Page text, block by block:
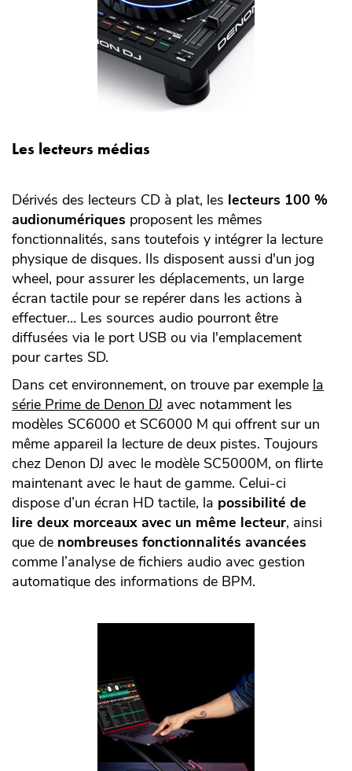
Les lecteurs médias
Dérivés des lecteurs CD à plat, les lecteurs 100 %
audionumériques proposent les mêmes
fonctionnalités, sans toutefois y intégrer la lecture
physique de disques. Ils disposent aussi d'un jog
wheel, pour assurer les déplacements, un large
écran tactile pour se repérer dans les actions à
effectuer… Les sources audio pourront être
diffusées via le port USB ou via l'emplacement
pour cartes SD.
Dans cet environnement, on trouve par exemple la
série Prime de Denon DJ avec notamment les
modèles SC6000 et SC6000 M qui offrent sur un
même appareil la lecture de deux pistes. Toujours
chez Denon DJ avec le modèle SC5000M, on flirte
maintenant avec le haut de gamme. Celui-ci
dispose d’un écran HD tactile, la possibilité de
lire deux morceaux avec un même lecteur, ainsi
que de nombreuses fonctionnalités avancées
comme l’analyse de fichiers audio avec gestion
automatique des informations de BPM.